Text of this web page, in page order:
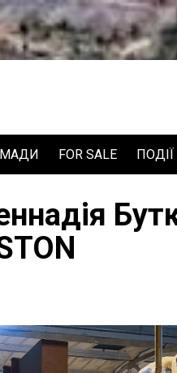
FOR SALE ПОДІЇ